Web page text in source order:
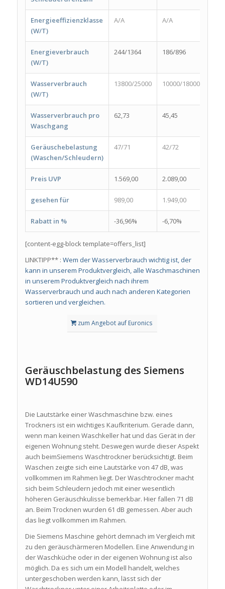
Energieeffizienzklasse
(W/T)
A/A A/A
Energieverbrauch
(W/T)
244/1364 186/896
Wasserverbrauch
(W/T)
13800/25000 10000/18000
Wasserverbrauch pro
Waschgang
62,73 45,45
Geräuschebelastung
(Waschen/Schleudern)
47/71 42/72
Preis UVP 1.569,00 2.089,00
gesehen für 989,00 1.949,00
Rabatt in % -36,96% -6,70%
[content-egg-block template=offers_list]
LINKTIPP** : Wem der Wasserverbrauch wichtig ist, der
kann in unserem Produktvergleich, alle Waschmaschinen
in unserem Produktvergleich nach ihrem
Wasserverbrauch und auch nach anderen Kategorien
sortieren und vergleichen.
zum Angebot auf Euronics
Geräuschbelastung des Siemens
WD14U590
Die Lautstärke einer Waschmaschine bzw. eines
Trockners ist ein wichtiges Kaufkriterium. Gerade dann,
wenn man keinen Waschkeller hat und das Gerät in der
eigenen Wohnung steht. Deswegen wurde dieser Aspekt
auch beimSiemens Waschtrockner berücksichtigt. Beim
Waschen zeigte sich eine Lautstärke von 47 dB, was
vollkommen im Rahmen liegt. Der Waschtrockner macht
sich beim Schleudern jedoch mit einer wesentlich
höheren Geräuschkulisse bemerkbar. Hier fallen 71 dB
an. Beim Trocknen wurden 61 dB gemessen. Aber auch
das liegt vollkommen im Rahmen.
Die Siemens Maschine gehört demnach im Vergleich mit
zu den geräuschärmeren Modellen. Eine Anwendung in
der Waschküche oder in der eigenen Wohnung ist also
möglich. Da es sich um ein Modell handelt, welches
untergeschoben werden kann, lässt sich der